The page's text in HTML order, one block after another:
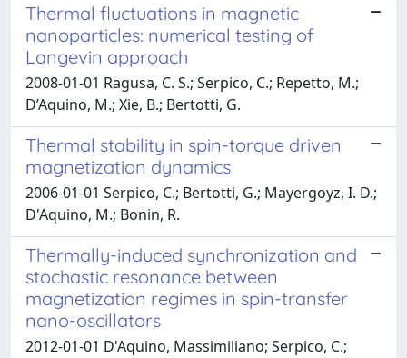
Thermal fluctuations in magnetic
nanoparticles: numerical testing of
Langevin approach
2008-01-01 Ragusa, C. S.; Serpico, C.; Repetto, M.;
D’Aquino, M.; Xie, B.; Bertotti, G.
Thermal stability in spin-torque driven
magnetization dynamics
2006-01-01 Serpico, C.; Bertotti, G.; Mayergoyz, I. D.;
D'Aquino, M.; Bonin, R.
Thermally-induced synchronization and
stochastic resonance between
magnetization regimes in spin-transfer
nano-oscillators
2012-01-01 D'Aquino, Massimiliano; Serpico, C.;